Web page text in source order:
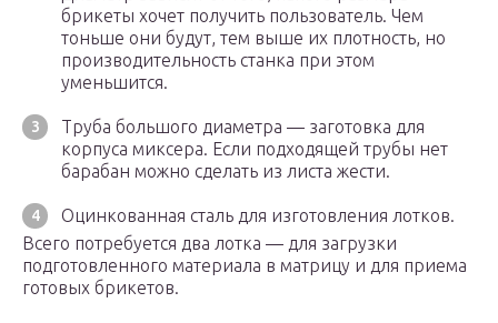
брикеты хочет получить пользователь. Чем
тоньше они будут, тем выше их плотность, но
производительность станка при этом
уменьшится.
Труба большого диаметра — заготовка для
корпуса миксера. Если подходящей трубы нет
барабан можно сделать из листа жести.
Оцинкованная сталь для изготовления лотков.
Всего потребуется два лотка — для загрузки
подготовленного материала в матрицу и для приема
готовых брикетов.